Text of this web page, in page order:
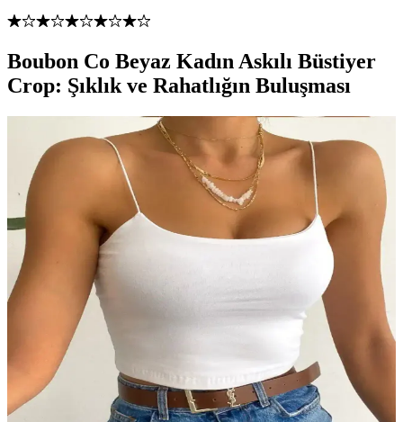
Boubon Co Beyaz Kadın Askılı Büstiyer
Crop: Şıklık ve Rahatlığın Buluşması